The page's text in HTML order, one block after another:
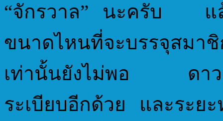
“จักรวาล” นะครับ แล้
ขนาดไหนที่จะบรรจุสมา
เท่านั้นยังไม่พอ ดาวเ
ระเบียบอีกด้วย และระย